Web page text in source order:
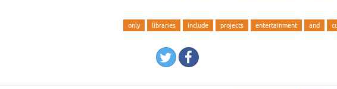
and
entertainment
projects
include
libraries
only